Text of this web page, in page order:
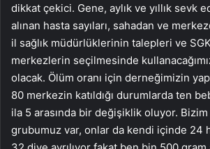
dikkat çekici. Gene, aylık ve yıllık sevk
alınan hasta sayıları, sahadan ve
il sağlık müdürlüklerinin talepleri ve
merkezlerin seçilmesinde
olacak. Ölüm oranı için derneğimizin
80 merkezin katıldığı durumlarda ten
ila 5 arasında bir değişiklik oluyor.
grubumuz var, onlar da kendi içinde 24